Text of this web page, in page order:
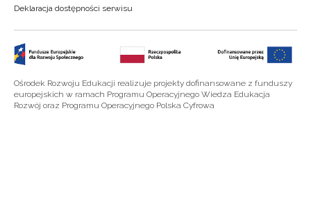
Deklaracja dostępności serwisu
Ośrodek Rozwoju Edukacji realizuje projekty dofinansowane z funduszy
europejskich w ramach Programu Operacyjnego Wiedza Edukacja
Rozwój oraz Programu Operacyjnego Polska Cyfrowa